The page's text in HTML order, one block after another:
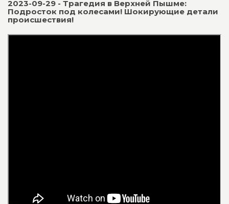
2023-09-29 - Трагедия в Верхней Пышме:
Подросток под колесами! Шокирующие детали
происшествия!